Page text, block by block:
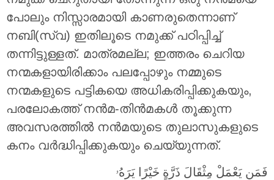
പോലും നിസ്സാരമായി കാണരുതെന്നാണ്
നബി(സ്വ) ഇതിലൂടെ നമുക്ക് പഠിപ്പിച്ച്
തന്നിട്ടുള്ളത്. മാത്രമല്ല; ഇത്തരം ചെറിയ
നന്മകളായിരിക്കാം പലപ്പോഴും നമ്മുടെ
നന്മകളുടെ പട്ടികയെ അധികരിപ്പിക്കുകയും,
പരലോകത്ത് നന്‍മ-തിന്‍മകള്‍ തൂക്കുന്ന
അവസരത്തില്‍ നന്‍മയുടെ തുലാസുകളുടെ
കനം വര്‍ദ്ധിപ്പിക്കുകയും ചെയ്യുന്നത്.
ﻓَﻤَﻦ ﻳَﻌْﻤَﻞْ ﻣِﺜْﻘَﺎﻝَ ﺫَﺭَّﺓٍ ﺧَﻴْﺮًا ﻳَﺮَﻩُۥ